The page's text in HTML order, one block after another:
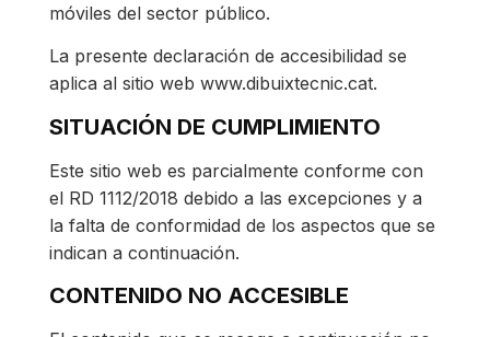
móviles del sector público.
La presente declaración de accesibilidad se
aplica al sitio web www.dibuixtecnic.cat.
SITUACIÓN DE CUMPLIMIENTO
Este sitio web es parcialmente conforme con
el RD 1112/2018 debido a las excepciones y a
la falta de conformidad de los aspectos que se
indican a continuación.
CONTENIDO NO ACCESIBLE